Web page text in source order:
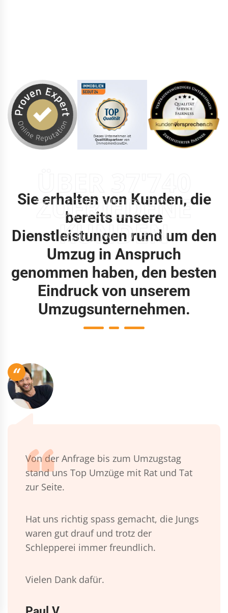
ZUFRIEDENE
KUNDEN
Sie erhalten von Kunden, die
bereits unsere
Dienstleistungen rund um den
Umzug in Anspruch
genommen haben, den besten
Eindruck von unserem
Umzugsunternehmen.
“
Von der Anfrage bis zum Umzugstag
stand uns Top Umzüge mit Rat und Tat
zur Seite.
Hat uns richtig spass gemacht, die Jungs
waren gut drauf und trotz der
Schlepperei immer freundlich.
Vielen Dank dafür.